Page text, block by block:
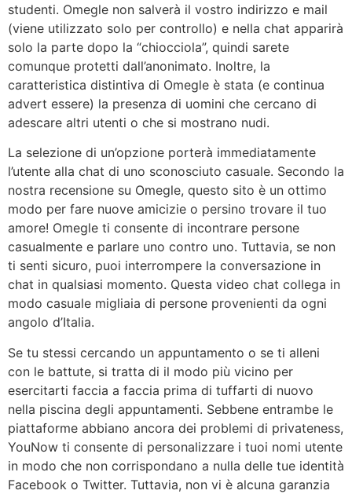
studenti. Omegle non salverà il vostro indirizzo e mail
(viene utilizzato solo per controllo) e nella chat apparirà
solo la parte dopo la “chiocciola”, quindi sarete
comunque protetti dall’anonimato. Inoltre, la
caratteristica distintiva di Omegle è stata (e continua
advert essere) la presenza di uomini che cercano di
adescare altri utenti o che si mostrano nudi.
La selezione di un’opzione porterà immediatamente
l’utente alla chat di uno sconosciuto casuale. Secondo la
nostra recensione su Omegle, questo sito è un ottimo
modo per fare nuove amicizie o persino trovare il tuo
amore! Omegle ti consente di incontrare persone
casualmente e parlare uno contro uno. Tuttavia, se non
ti senti sicuro, puoi interrompere la conversazione in
chat in qualsiasi momento. Questa video chat collega in
modo casuale migliaia di persone provenienti da ogni
angolo d’Italia.
Se tu stessi cercando un appuntamento o se ti alleni
con le battute, si tratta di il modo più vicino per
esercitarti faccia a faccia prima di tuffarti di nuovo
nella piscina degli appuntamenti. Sebbene entrambe le
piattaforme abbiano ancora dei problemi di privateness,
YouNow ti consente di personalizzare i tuoi nomi utente
in modo che non corrispondano a nulla delle tue identità
Facebook o Twitter. Tuttavia, non vi è alcuna garanzia